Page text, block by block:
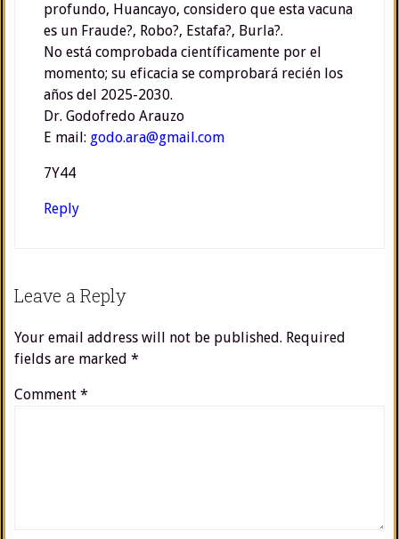
profundo, Huancayo, considero que esta vacuna
es un Fraude?, Robo?, Estafa?, Burla?.
No está comprobada científicamente por el
momento; su eficacia se comprobará recién los
años del 2025-2030.
Dr. Godofredo Arauzo
E mail: godo.ara@gmail.com
7Y44
Reply
Leave a Reply
Your email address will not be published. Required
fields are marked *
Comment *